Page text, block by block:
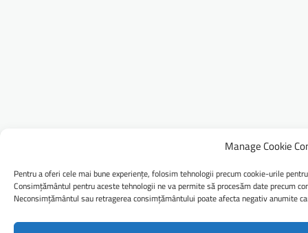
Manage Cookie
Pentru a oferi cele mai bune experiențe, folosim tehnologii precum cookie-urile
Consimțământul pentru aceste tehnologii ne va permite să procesăm date precum
Neconsimțământul sau retragerea consimțământului poate afecta negativ anumite